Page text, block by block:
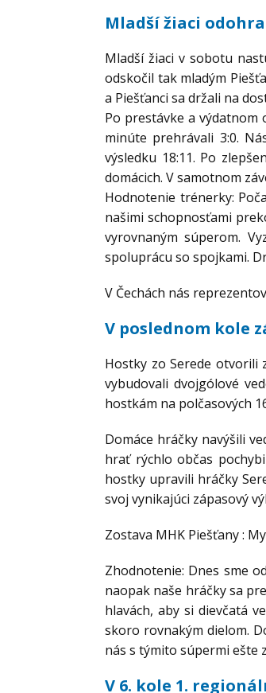
Mladší žiaci
Mladší žiaci v sobotu
odskočil tak mladým
a Piešťanci sa držali na
Po prestávke a výdatnom
minúte prehrávali 3:0.
výsledku 18:11. Po
domácich. V samotnom
Hodnotenie trénerky:
našimi schopnosťami
vyrovnaným súperom.
spoluprácu so spojkami.
V Čechách nás
V poslednom kole
Hostky zo Serede otvorili
vybudovali dvojgólové
hostkám na polčasových
Domáce hráčky navýšili
hrať rýchlo občas
hostky upravili hráčky
svoj vynikajúci zápasový
Zostava MHK Piešťany :
Zhodnotenie: Dnes sme
naopak naše hráčky sa
hlavách, aby si dievčatá
skoro rovnakým dielom.
nás s týmito súpermi ešte
V 6. kole 1.